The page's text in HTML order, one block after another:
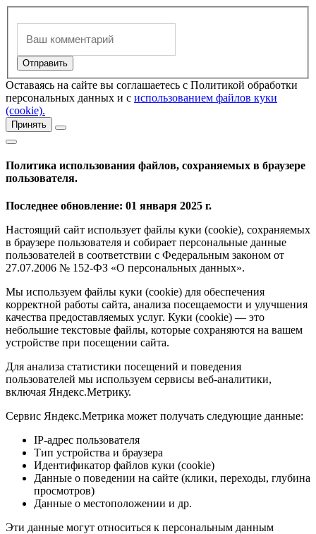
Оставаясь на сайте вы соглашаетесь с Политикой обработки
персональных данных и с использованием файлов куки
(cookie).
Принять
Политика использования файлов, сохраняемых в браузере
пользователя.
Последнее обновление: 01 января 2025 г.
Настоящий сайт использует файлы куки (cookie), сохраняемых
в браузере пользователя и собирает персональные данные
пользователей в соответствии с Федеральным законом от
27.07.2006 № 152-ФЗ «О персональных данных».
Мы используем файлы куки (cookie) для обеспечения
корректной работы сайта, анализа посещаемости и улучшения
качества предоставляемых услуг. Куки (cookie) — это
небольшие текстовые файлы, которые сохраняются на вашем
устройстве при посещении сайта.
Для анализа статистики посещений и поведения
пользователей мы используем сервисы веб-аналитики,
включая Яндекс.Метрику.
Сервис Яндекс.Метрика может получать следующие данные:
IP-адрес пользователя
Тип устройства и браузера
Идентификатор файлов куки (cookie)
Данные о поведении на сайте (клики, переходы, глубина
просмотров)
Данные о местоположении и др.
Эти данные могут относиться к персональным данным